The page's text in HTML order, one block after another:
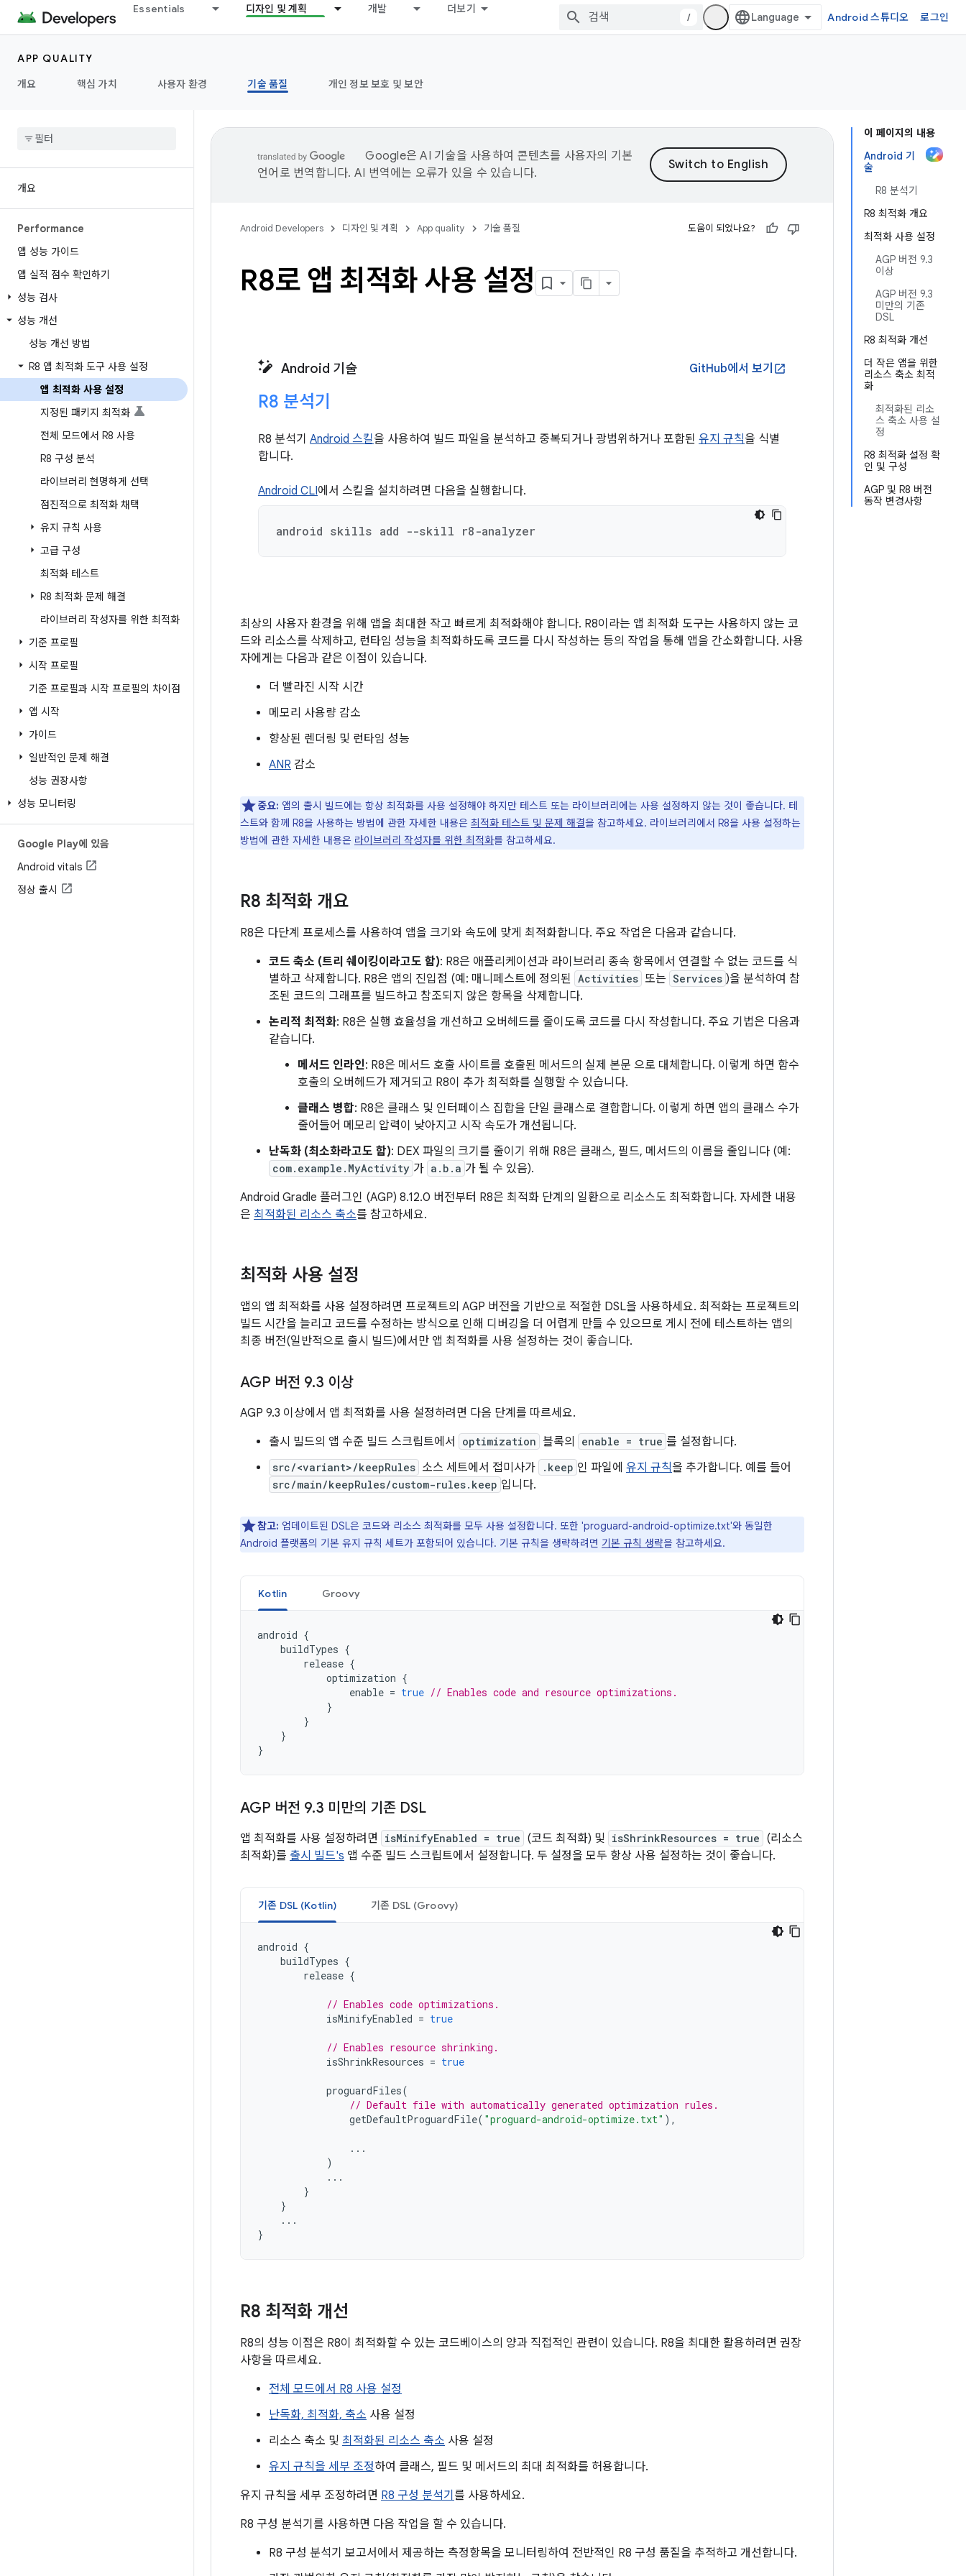
Essentials 디자인 및 계획 개발 더보기
/ Android 스튜디오 로그인
APP QUALITY
개요
핵심 가치 사용자 환경 기술 품질 개인 정보 보호 및 보안
개요
Performance
앱 성능 가이드
앱 실적 점수 확인하기
성능 검사
성능 개선
성능 개선 방법
R8 앱 최적화 도구 사용 설정
앱 최적화 사용 설정
지정된 패키지 최적화
전체 모드에서 R8 사용
R8 구성 분석
라이브러리 현명하게 선택
점진적으로 최적화 채택
유지 규칙 사용
고급 구성
최적화 테스트
R8 최적화 문제 해결
라이브러리 작성자를 위한 최적화
기준 프로필
시작 프로필
기준 프로필과 시작 프로필의 차이점
앱 시작
가이드
일반적인 문제 해결
성능 권장사항
성능 모니터링
Google Play에 있음
Android vitals
정상 출시
이 페이지의 내용
Android 기
술
R8 분석기
R8 최적화 개요
최적화 사용 설정
AGP 버전 9.3
이상
AGP 버전 9.3
미만의 기존
DSL
R8 최적화 개선
더 작은 앱을 위한
리소스 축소 최적
화
최적화된 리소
스 축소 사용 설
정
R8 최적화 설정 확
인 및 구성
AGP 및 R8 버전
동작 변경사항
Google은 AI 기술을 사용하여 콘텐츠를 사용자의 기본
언어로 번역합니다. AI 번역에는 오류가 있을 수 있습니다.
Android Developers 디자인 및 계획 App quality 기술 품질 도움이 되었나요?
R8로 앱 최적화 사용 설정
Android 기술 GitHub에서 보기 open_in_new
R8 분석기
R8 분석기 Android 스킬을 사용하여 빌드 파일을 분석하고 중복되거나 광범위하거나 포함된 유지 규칙을 식별
합니다.
Android CLI에서 스킬을 설치하려면 다음을 실행합니다.
android skills add --skill r8-analyzer
최상의 사용자 환경을 위해 앱을 최대한 작고 빠르게 최적화해야 합니다. R8이라는 앱 최적화 도구는 사용하지 않는 코
드와 리소스를 삭제하고, 런타임 성능을 최적화하도록 코드를 다시 작성하는 등의 작업을 통해 앱을 간소화합니다. 사용
자에게는 다음과 같은 이점이 있습니다.
더 빨라진 시작 시간
메모리 사용량 감소
향상된 렌더링 및 런타임 성능
ANR 감소
중요: 앱의 출시 빌드에는 항상 최적화를 사용 설정해야 하지만 테스트 또는 라이브러리에는 사용 설정하지 않는 것이 좋습니다. 테
스트와 함께 R8을 사용하는 방법에 관한 자세한 내용은 최적화 테스트 및 문제 해결을 참고하세요. 라이브러리에서 R8을 사용 설정하는
방법에 관한 자세한 내용은 라이브러리 작성자를 위한 최적화를 참고하세요.
R8 최적화 개요
R8은 다단계 프로세스를 사용하여 앱을 크기와 속도에 맞게 최적화합니다. 주요 작업은 다음과 같습니다.
코드 축소 (트리 쉐이킹이라고도 함): R8은 애플리케이션과 라이브러리 종속 항목에서 연결할 수 없는 코드를 식
별하고 삭제합니다. R8은 앱의 진입점 (예: 매니페스트에 정의된 Activities 또는 Services )을 분석하여 참
조된 코드의 그래프를 빌드하고 참조되지 않은 항목을 삭제합니다.
논리적 최적화: R8은 실행 효율성을 개선하고 오버헤드를 줄이도록 코드를 다시 작성합니다. 주요 기법은 다음과
같습니다.
메서드 인라인: R8은 메서드 호출 사이트를 호출된 메서드의 실제 본문 으로 대체합니다. 이렇게 하면 함수
호출의 오버헤드가 제거되고 R8이 추가 최적화를 실행할 수 있습니다.
클래스 병합: R8은 클래스 및 인터페이스 집합을 단일 클래스로 결합합니다. 이렇게 하면 앱의 클래스 수가
줄어들어 메모리 압력이 낮아지고 시작 속도가 개선됩니다.
난독화 (최소화라고도 함): DEX 파일의 크기를 줄이기 위해 R8은 클래스, 필드, 메서드의 이름을 줄입니다 (예:
com.example.MyActivity 가 a.b.a 가 될 수 있음).
Android Gradle 플러그인 (AGP) 8.12.0 버전부터 R8은 최적화 단계의 일환으로 리소스도 최적화합니다. 자세한 내용
은 최적화된 리소스 축소를 참고하세요.
최적화 사용 설정
앱의 앱 최적화를 사용 설정하려면 프로젝트의 AGP 버전을 기반으로 적절한 DSL을 사용하세요. 최적화는 프로젝트의
빌드 시간을 늘리고 코드를 수정하는 방식으로 인해 디버깅을 더 어렵게 만들 수 있으므로 게시 전에 테스트하는 앱의
최종 버전(일반적으로 출시 빌드)에서만 앱 최적화를 사용 설정하는 것이 좋습니다.
AGP 버전 9.3 이상
AGP 9.3 이상에서 앱 최적화를 사용 설정하려면 다음 단계를 따르세요.
출시 빌드의 앱 수준 빌드 스크립트에서
optimization 블록의 enable = true 를 설정합니다.
src/<variant>/keepRules 소스 세트에서 접미사가 .keep 인 파일에 유지 규칙을 추가합니다. 예를 들어
src/main/keepRules/custom-rules.keep 입니다.
참고: 업데이트된 DSL은 코드와 리소스 최적화를 모두 사용 설정합니다. 또한 'proguard-android-optimize.txt'와 동일한
Android 플랫폼의 기본 유지 규칙 세트가 포함되어 있습니다. 기본 규칙을 생략하려면 기본 규칙 생략을 참고하세요.
Kotlin Groovy
android {
buildTypes {
release {
optimization {
enable = true // Enables code and resource optimizations.
}
}
}
}
AGP 버전 9.3 미만의 기존 DSL
앱 최적화를 사용 설정하려면 isMinifyEnabled = true (코드 최적화) 및 isShrinkResources = true (리소스
최적화)를 출시 빌드's 앱 수준 빌드 스크립트에서 설정합니다. 두 설정을 모두 항상 사용 설정하는 것이 좋습니다.
기존 DSL (Kotlin) 기존 DSL (Groovy)
android {
buildTypes {
release {
// Enables code optimizations.
isMinifyEnabled = true
// Enables resource shrinking.
isShrinkResources = true
proguardFiles(
// Default file with automatically generated optimization rules.
getDefaultProguardFile( "proguard-android-optimize.txt" ),
...
)
...
}
}
...
}
R8 최적화 개선
R8의 성능 이점은 R8이 최적화할 수 있는 코드베이스의 양과 직접적인 관련이 있습니다. R8을 최대한 활용하려면 권장
사항을 따르세요.
전체 모드에서 R8 사용 설정
난독화, 최적화, 축소 사용 설정
리소스 축소 및 최적화된 리소스 축소 사용 설정
유지 규칙을 세부 조정하여 클래스, 필드 및 메서드의 최대 최적화를 허용합니다.
유지 규칙을 세부 조정하려면 R8 구성 분석기 를 사용하세요.
R8 구성 분석기를 사용하면 다음 작업을 할 수 있습니다.
R8 구성 분석기 보고서에서 제공하는 측정항목을 모니터링하여 전반적인 R8 구성 품질을 추적하고 개선합니다.